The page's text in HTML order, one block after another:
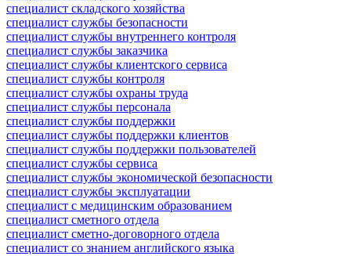
специалист складского хозяйства
специалист службы безопасности
специалист службы внутреннего контроля
специалист службы заказчика
специалист службы клиентского сервиса
специалист службы контроля
специалист службы охраны труда
специалист службы персонала
специалист службы поддержки
специалист службы поддержки клиентов
специалист службы поддержки пользователей
специалист службы сервиса
специалист службы экономической безопасности
специалист службы эксплуатации
специалист с медицинским образованием
специалист сметного отдела
специалист сметно-договорного отдела
специалист со знанием английского языка